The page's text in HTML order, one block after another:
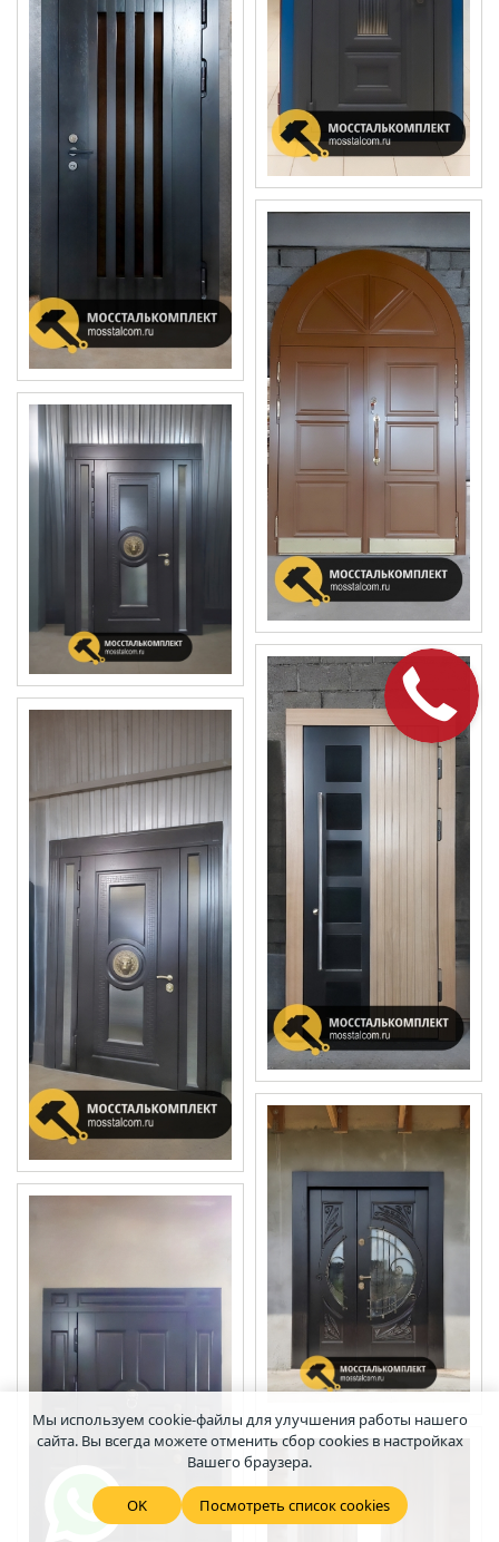
Мы используем cookie-файлы для улучшения работы нашего
сайта. Вы всегда можете отменить сбор cookies в настройках
Вашего браузера.
OK Посмотреть список cookies